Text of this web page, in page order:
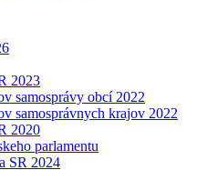
2023
samosprávy obcí 2022
samosprávnych krajov 2022
2020
parlamentu
SR 2024